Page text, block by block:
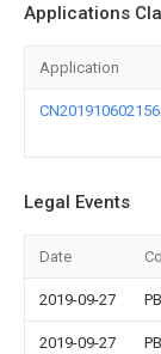
Applications
Application
Legal Events
Date
2019-09-27
2019-09-27